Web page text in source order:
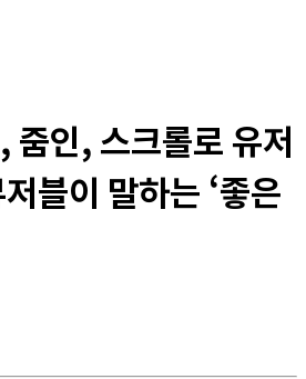
줌인, 스크롤로 유저
블이 말하는 ‘좋은